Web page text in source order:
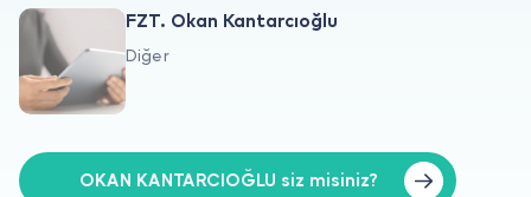
Hakkımızda
Doktorlar için
FZT. Okan Kantarcıoğlu
Diğer
OKAN KANTARCIOĞLU siz misiniz?